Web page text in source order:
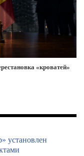
«кроватей»
установлен